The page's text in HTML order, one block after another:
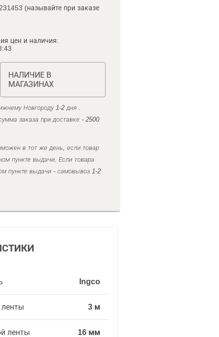
(называйте при заказе
цен и наличия:
НАЛИЧИЕ В
МАГАЗИНАХ
Новгороду 1-2 дня .
заказа при доставке - 2500
в тот же день, если товар
пункте выдачи. Если товара
пункте выдачи - самовывоз 1-2
Ingco
3 м
ленты 16 мм